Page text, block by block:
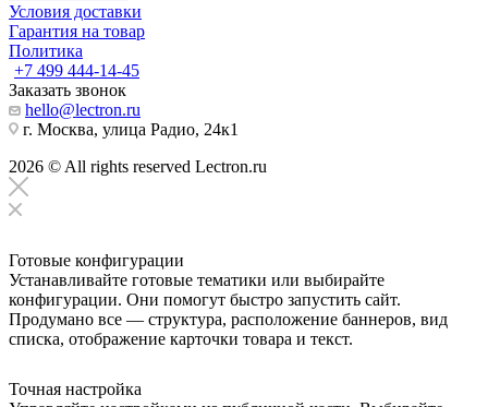
Условия доставки
Гарантия на товар
Политика
+7 499 444-14-45
Заказать звонок
hello@lectron.ru
г. Москва, улица Радио, 24к1
2026 © All rights reserved Lectron.ru
Готовые конфигурации
Устанавливайте готовые тематики или выбирайте
конфигурации. Они помогут быстро запустить сайт.
Продумано все — структура, расположение баннеров, вид
списка, отображение карточки товара и текст.
Точная настройка